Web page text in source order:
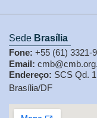
Sede Brasília
Fone: +55 (61) 3321-
Email:
Endereço: SCS Qd.
Brasília/DF